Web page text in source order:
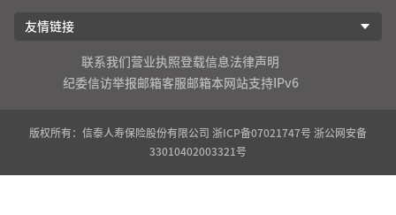
友情链接
联系我们 营业执照登载信息法律声明
纪委信访举报邮箱客服邮箱本网站支持IPv6
版权所有：信泰人寿保险股份有限公司 浙ICP备07021747号 浙公网安备
33010402003321号